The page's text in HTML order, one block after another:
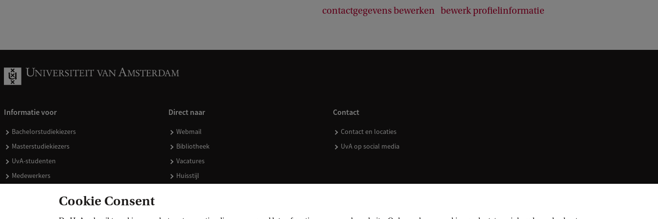
contactgegevens bewerken bewerk profielinformatie
Informatie voor
Bachelorstudiekiezers
Masterstudiekiezers
UvA-studenten
Medewerkers
Direct naar
Webmail
Bibliotheek
Vacatures
Huisstijl
Contact
Contact en locaties
UvA op social media
Cookie Consent